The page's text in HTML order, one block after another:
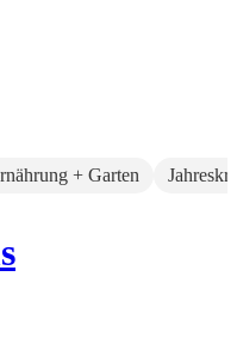
+ Garten